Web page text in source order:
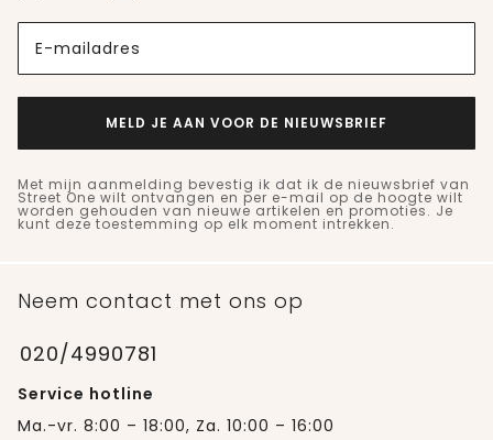
E-mailadres
MELD JE AAN VOOR DE NIEUWSBRIEF
Met mijn aanmelding bevestig ik dat ik de nieuwsbrief van
Street One wilt ontvangen en per e-mail op de hoogte wilt
worden gehouden van nieuwe artikelen en promoties. Je
kunt deze toestemming op elk moment intrekken.
Neem contact met ons op
020/4990781
Service hotline
Ma.-vr. 8:00 – 18:00, Za. 10:00 – 16:00